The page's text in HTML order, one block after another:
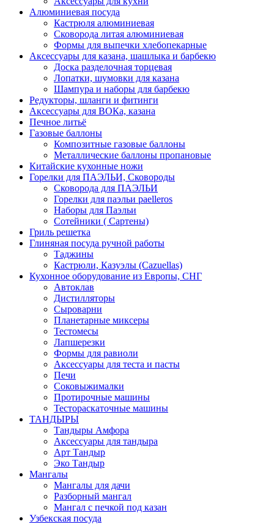
Алюминиевая посуда
Кастрюля алюминиевая
Сковорода литая алюминиевая
Формы для выпечки хлебопекарные
Аксессуары для казана, шашлыка и барбекю
Доска разделочная торцевая
Лопатки, шумовки для казана
Шампура и наборы для барбекю
Редукторы, шланги и фитинги
Аксессуары для ВОКа, казана
Печное литьё
Газовые баллоны
Композитные газовые баллоны
Металлические баллоны пропановые
Китайские кухонные ножи
Горелки для ПАЭЛЬИ, Сковороды
Сковорода для ПАЭЛЬИ
Горелки для паэльи paelleros
Наборы для Паэльи
Сотейники ( Сартены)
Гриль решетка
Глиняная посуда ручной работы
Таджины
Кастрюли, Казуэлы (Cazuellas)
Кухонное оборудование из Европы, СНГ
Автоклав
Дистилляторы
Сыроварни
Планетарные миксеры
Тестомесы
Лапшерезки
Формы для равиоли
Аксессуары для теста и пасты
Печи
Соковыжималки
Протирочные машины
Тестораскаточные машины
ТАНДЫРЫ
Тандыры Амфора
Аксессуары для тандыра
Арт Тандыр
Эко Тандыр
Мангалы
Мангалы для дачи
Разборный мангал
Мангал с печкой под казан
Узбекская посуда